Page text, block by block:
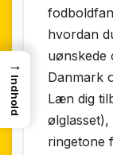
hvordan
uønskede
Danmark
Læn dig
ringetone
→
Indhold